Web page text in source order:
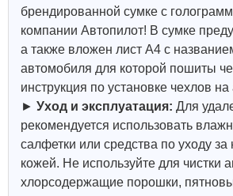
брендированной сумке с
компании Автопилот! В сумке
а также вложен лист А4 с
автомобиля для которой пошиты
инструкция по установке чехлов
► Уход и эксплуатация: Для
рекомендуется использовать
салфетки или средства по уходу за
кожей. Не используйте для чистки
хлорсодержащие порошки,